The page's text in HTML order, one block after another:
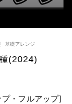
基礎アレンジ
(2024)
・フルアップ)